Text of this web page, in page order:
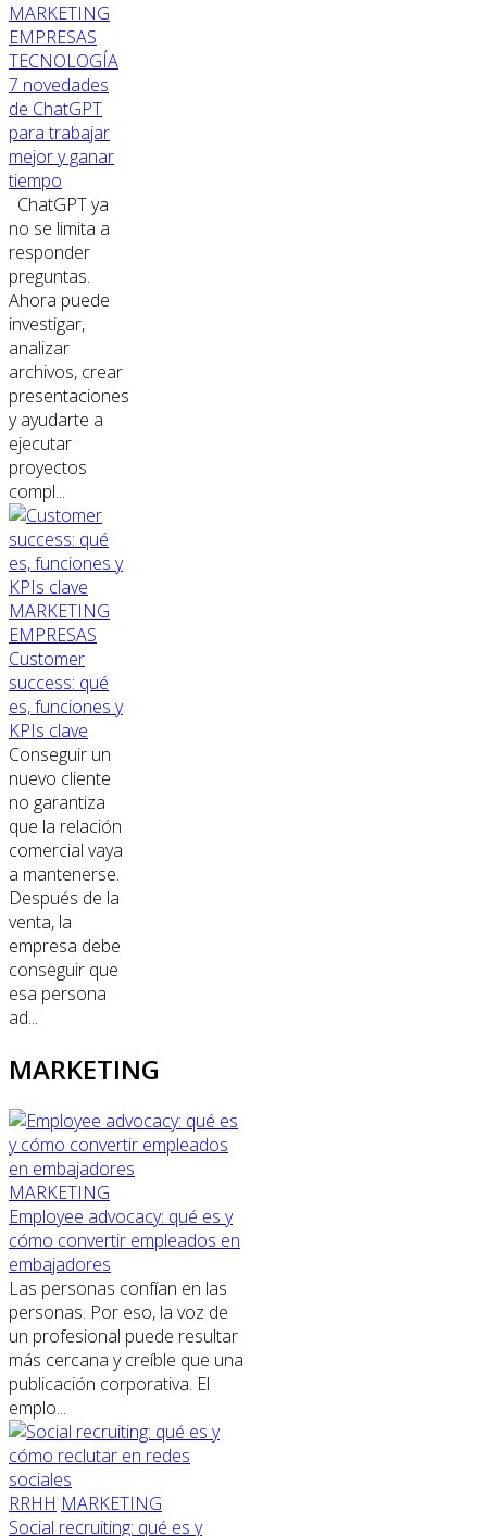
MARKETING
EMPRESAS
TECNOLOGÍA
7 novedades
de ChatGPT
para trabajar
mejor y ganar
tiempo
ChatGPT ya
no se limita a
responder
preguntas.
Ahora puede
investigar,
analizar
archivos, crear
presentaciones
y ayudarte a
ejecutar
proyectos
compl...
MARKETING
EMPRESAS
Customer
success: qué
es, funciones y
KPIs clave
Conseguir un
nuevo cliente
no garantiza
que la relación
comercial vaya
a mantenerse.
Después de la
venta, la
empresa debe
conseguir que
esa persona
ad...
MARKETING
MARKETING
Employee advocacy: qué es y
cómo convertir empleados en
embajadores
Las personas confían en las
personas. Por eso, la voz de
un profesional puede resultar
más cercana y creíble que una
publicación corporativa. El
emplo...
RRHH MARKETING
Social recruiting: qué es y